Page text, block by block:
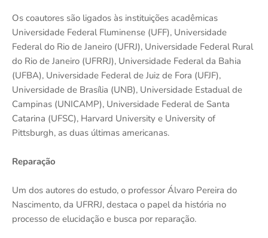
Os coautores são ligados às instituições acadêmicas
Universidade Federal Fluminense (UFF), Universidade
Federal do Rio de Janeiro (UFRJ), Universidade Federal Rural
do Rio de Janeiro (UFRRJ), Universidade Federal da Bahia
(UFBA), Universidade Federal de Juiz de Fora (UFJF),
Universidade de Brasília (UNB), Universidade Estadual de
Campinas (UNICAMP), Universidade Federal de Santa
Catarina (UFSC), Harvard University e University of
Pittsburgh, as duas últimas americanas.
Reparação
Um dos autores do estudo, o professor Álvaro Pereira do
Nascimento, da UFRRJ, destaca o papel da história no
processo de elucidação e busca por reparação.